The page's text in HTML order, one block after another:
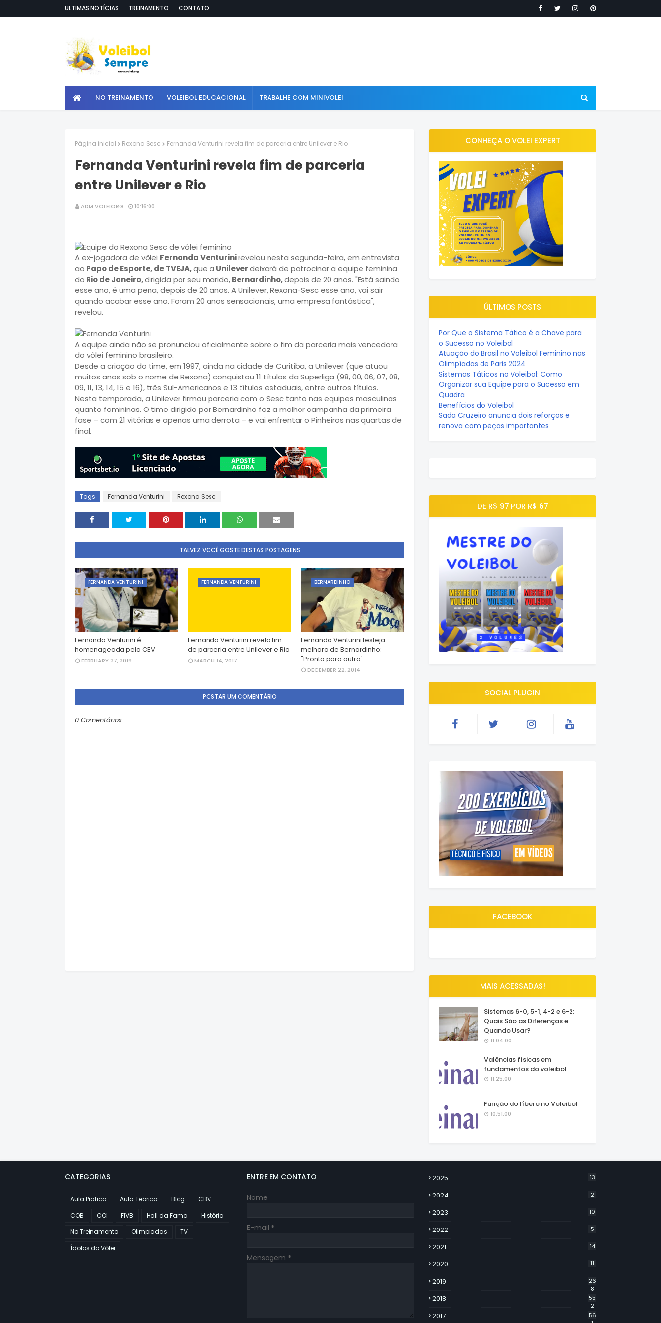
ULTIMAS NOTÍCIAS TREINAMENTO CONTATO
NO TREINAMENTO VOLEIBOL EDUCACIONAL TRABALHE COM MINIVOLEI
Página inicial Rexona Sesc Fernanda Venturini revela fim de parceria entre Unilever e Rio
Fernanda Venturini revela fim de parceria
entre Unilever e Rio
ADM VOLEIORG 10:16:00
A ex-jogadora de vôlei Fernanda Venturinirevelou nesta segunda-feira, em entrevista
ao Papo de Esporte, de TVEJA,que a Unileverdeixará de patrocinar a equipe feminina
do Rio de Janeiro,dirigida por seu marido,Bernardinho,depois de 20 anos. "Está saindo
esse ano, é uma pena, depois de 20 anos. A Unilever, Rexona-Sesc esse ano, vai sair
quando acabar esse ano. Foram 20 anos sensacionais, uma empresa fantástica",
revelou.
A equipe ainda não se pronunciou oficialmente sobre o fim da parceria mais vencedora
do vôlei feminino brasileiro.
Desde a criação do time, em 1997, ainda na cidade de Curitiba, a Unilever (que atuou
muitos anos sob o nome de Rexona) conquistou 11 títulos da Superliga (98, 00, 06, 07, 08,
09, 11, 13, 14, 15 e 16), três Sul-Americanos e 13 títulos estaduais, entre outros títulos.
Nesta temporada, a Unilever firmou parceria com o Sesc tanto nas equipes masculinas
quanto femininas. O time dirigido por Bernardinho fez a melhor campanha da primeira
fase – com 21 vitórias e apenas uma derrota – e vai enfrentar o Pinheiros nas quartas de
final.
Tags Fernanda Venturini Rexona Sesc
TALVEZ VOCÊ GOSTE DESTAS POSTAGENS
FERNANDA VENTURINI
Fernanda Venturini é
homenageada pela CBV
FEBRUARY 27, 2019
FERNANDA VENTURINI
Fernanda Venturini revela fim
de parceria entre Unilever e Rio
MARCH 14, 2017
BERNARDINHO
Fernanda Venturini festeja
melhora de Bernardinho:
"Pronto para outra"
DECEMBER 22, 2014
POSTAR UM COMENTÁRIO
0 Comentários
CONHEÇA O VOLEI EXPERT
ÚLTIMOS POSTS
Por Que o Sistema Tático é a Chave para
o Sucesso no Voleibol
Atuação do Brasil no Voleibol Feminino nas
Olimpíadas de Paris 2024
Sistemas Táticos no Voleibol: Como
Organizar sua Equipe para o Sucesso em
Quadra
Benefícios do Voleibol
Sada Cruzeiro anuncia dois reforços e
renova com peças importantes
DE R$ 97 POR R$ 67
SOCIAL PLUGIN
FACEBOOK
MAIS ACESSADAS!
Sistemas 6-0, 5-1, 4-2 e 6-2:
Quais São as Diferenças e
Quando Usar?
11:04:00
Valências físicas em
fundamentos do voleibol
11:25:00
Função do líbero no Voleibol
10:51:00
CATEGORIAS
Aula Prática Aula Teórica Blog
CBV
COB
COI FIVB Hall da Fama
História
No Treinamento
Olimpiadas
TV
Ídolos do Vôlei
ENTRE EM CONTATO
Nome
E-mail *
Mensagem *
2025 13
2024 2
2023 10
2022 5
2021 14
2020 11
2019
26
8
2018
55
2
2017
56